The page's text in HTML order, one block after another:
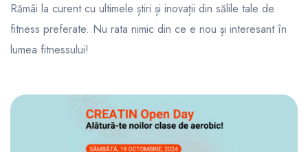
Rămâi la curent cu ultimele știri și inovații din sălile tale de
fitness preferate. Nu rata nimic din ce e nou și interesant în
lumea fitnessului!